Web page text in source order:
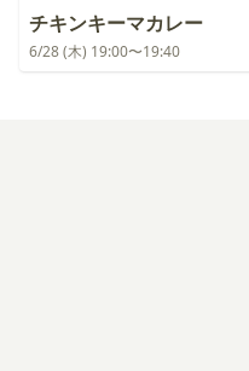
チキンキーマカレー
6/28 (木) 19:00〜19:40